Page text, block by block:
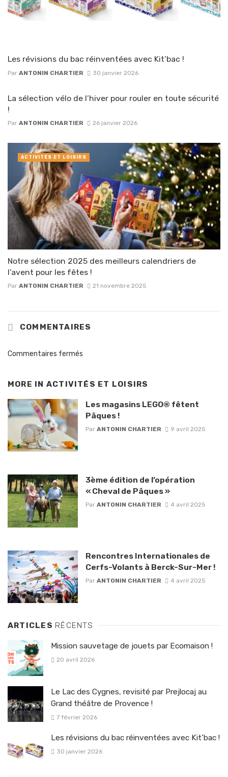
Les révisions du bac réinventées avec Kit’bac !
Par ANTONIN CHARTIER 30 janvier 2026
La sélection vélo de l’hiver pour rouler en toute sécurité
!
Par ANTONIN CHARTIER 26 janvier 2026
Notre sélection 2025 des meilleurs calendriers de
l’avent pour les fêtes !
Par ANTONIN CHARTIER 21 novembre 2025
ACTIVITÉS ET LOISIRS
COMMENTAIRES
Commentaires fermés
MORE IN ACTIVITÉS ET LOISIRS
Les magasins LEGO® fêtent
Pâques !
Par ANTONIN CHARTIER 9 avril 2025
3ème édition de l’opération
« Cheval de Pâques »
Par ANTONIN CHARTIER 4 avril 2025
Rencontres Internationales de
Cerfs-Volants à Berck-Sur-Mer !
Par ANTONIN CHARTIER 4 avril 2025
ARTICLES RÉCENTS
Mission sauvetage de jouets par Ecomaison !
20 avril 2026
Le Lac des Cygnes, revisité par Prejlocaj au
Grand théâtre de Provence !
7 février 2026
Les révisions du bac réinventées avec Kit’bac !
30 janvier 2026